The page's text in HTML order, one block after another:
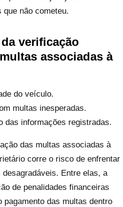
que não cometeu.
verificação
associadas à
do veículo.
multas inesperadas.
das informações registradas.
das multas associadas à
corre o risco de enfrentar
Entre elas, a
de penalidades financeiras
pagamento das multas dentro